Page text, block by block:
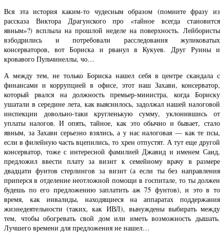
Вся эта история каким-то чудесным образом (помните фразу из
рассказа Виктора Драгунского про «тайное всегда становится
явным»?) всплыла на прошлой неделе на поверхность. Лейбористы
взбодрились и потребовали расследования жуликоватых
консерваторов, вот Бориска и рванул в Кукуев. Друг Руины и
кровавого Пульчинеллы, чо…
А между тем, не только Бориска нашел себя в центре скандала с
финансами и коррупцией в офисе, этот наш Захави, консерватор,
который рвался на должность премьер-министра, когда Бориску
ушатали в середине лета, как выяснилось, задолжал нашей налоговой
инспекции довольно-таки кругленькую сумму, уклонившись от
уплаты налогов. И опять, тайное, как это обычно и бывает, стало
явным, за Захави серьезно взялись, а у нас налоговая — как те псы,
если в филейную часть вцепились, то хрен отпустят. А тут еще другой
консерватор, тоже с интересной фамилией Джавид и именем Саид,
предложил ввести плату за визит к семейному врачу в размере
двадцати фунтов стерлингов за визит (а если ты без направления
приперся в отделение неотложной помощи в госпитале, то ты должен
будешь по его предложению заплатить аж 75 фунтов), и это в то
время, как инвалиды, находящиеся на аппаратах поддержания
жизнедеятельности (таких, как ИВЛ), вынуждены выбирать между
тем, чтобы обогревать свой дом или иметь возможность дышать.
Лучшего времени для предложения не нашел…